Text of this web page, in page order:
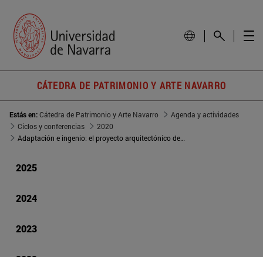
CÁTEDRA DE PATRIMONIO Y ARTE NAVARRO
Estás en:Cátedra de Patrimonio y Arte Navarro
Agenda y actividades
Ciclos y conferencias
2020
Adaptación e ingenio: el proyecto arquitectónico de Santa María de Roncesvalles
2025
2024
2023